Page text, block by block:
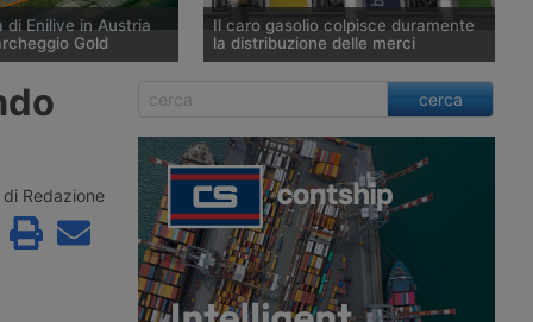
di Enilive in Austria
Gold
bei Schärding, lungo
veicoli industriali del
Gold secondo lo
La struttura da 74
per
di cinque aree di
Italia e Germania.
Il caro gasolio colpisce duramente
la distribuzione delle merci
Secondo l’Ufficio studi della Cgia il
prezzo del gasolio è salito del 20,9%
portando il pieno di un autocarro con
massa complessiva fino a 7,5
tonnellate a 1.040 euro, senza
possibilità di recupero delle accise. Il
credito d’imposta introdotto dal
Governo copre solo il 22% circa dei
veicoli industriali circolanti in Italia.
di Redazione
cerca